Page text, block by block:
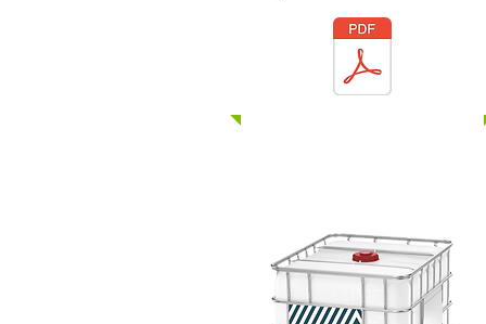
للاستخدام مع أدوات الربط
الهيدروليكية.
ARACO SP 450 لها تأثير
تشتيت قوي مع العناصر
الميكانيكية.
لا يحتوي ARACO SP 450
على كلوريد الكالسيوم أو